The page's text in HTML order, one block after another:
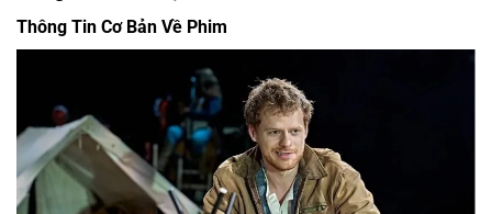
Thông Tin Cơ Bản Về Phim